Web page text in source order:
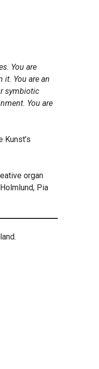
You are
it. You are an
symbiotic
You are
organ
Pia